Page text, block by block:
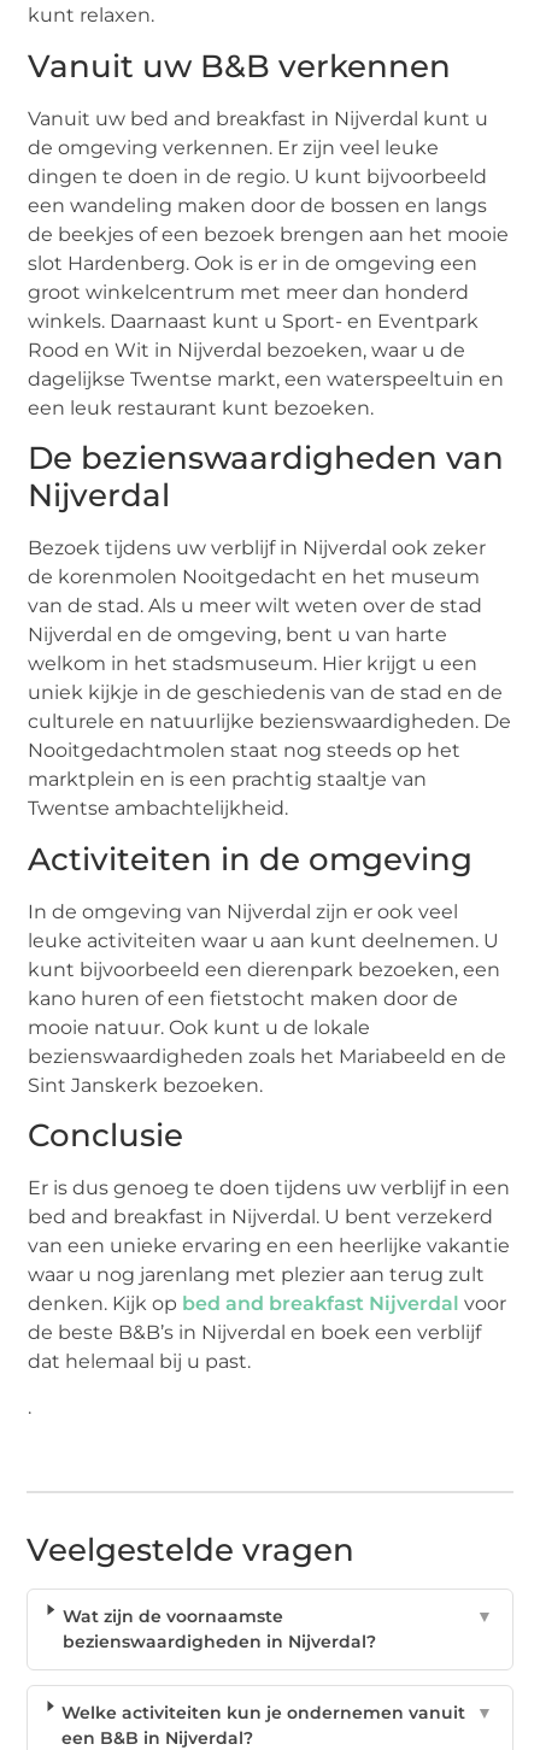
kunt relaxen.
Vanuit uw B&B verkennen
Vanuit uw bed and breakfast in Nijverdal kunt u
de omgeving verkennen. Er zijn veel leuke
dingen te doen in de regio. U kunt bijvoorbeeld
een wandeling maken door de bossen en langs
de beekjes of een bezoek brengen aan het mooie
slot Hardenberg. Ook is er in de omgeving een
groot winkelcentrum met meer dan honderd
winkels. Daarnaast kunt u Sport- en Eventpark
Rood en Wit in Nijverdal bezoeken, waar u de
dagelijkse Twentse markt, een waterspeeltuin en
een leuk restaurant kunt bezoeken.
De bezienswaardigheden van
Nijverdal
Bezoek tijdens uw verblijf in Nijverdal ook zeker
de korenmolen Nooitgedacht en het museum
van de stad. Als u meer wilt weten over de stad
Nijverdal en de omgeving, bent u van harte
welkom in het stadsmuseum. Hier krijgt u een
uniek kijkje in de geschiedenis van de stad en de
culturele en natuurlijke bezienswaardigheden. De
Nooitgedachtmolen staat nog steeds op het
marktplein en is een prachtig staaltje van
Twentse ambachtelijkheid.
Activiteiten in de omgeving
In de omgeving van Nijverdal zijn er ook veel
leuke activiteiten waar u aan kunt deelnemen. U
kunt bijvoorbeeld een dierenpark bezoeken, een
kano huren of een fietstocht maken door de
mooie natuur. Ook kunt u de lokale
bezienswaardigheden zoals het Mariabeeld en de
Sint Janskerk bezoeken.
Conclusie
Er is dus genoeg te doen tijdens uw verblijf in een
bed and breakfast in Nijverdal. U bent verzekerd
van een unieke ervaring en een heerlijke vakantie
waar u nog jarenlang met plezier aan terug zult
denken. Kijk op bed and breakfast Nijverdal voor
de beste B&B’s in Nijverdal en boek een verblijf
dat helemaal bij u past.
.
Veelgestelde vragen
Wat zijn de voornaamste
bezienswaardigheden in Nijverdal?
▼
Welke activiteiten kun je ondernemen vanuit
een B&B in Nijverdal?
▼